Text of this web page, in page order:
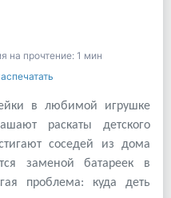
на прочтение: 1 мин
в любимой игрушке
раскаты детского
соседей из дома
заменой батареек в
проблема: куда деть